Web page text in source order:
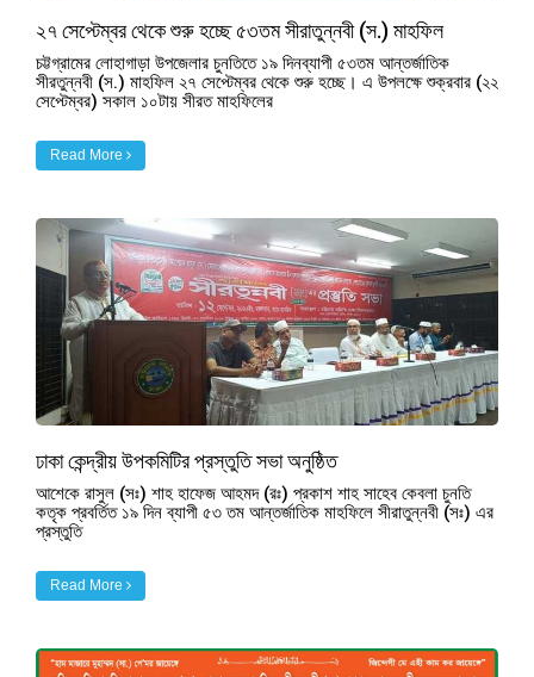
২৭ সেপ্টেম্বর থেকে শুরু হচ্ছে ৫৩তম সীরাতুন্নবী (স.) মাহফিল
চট্টগ্রামের লোহাগাড়া উপজেলার চুনতিতে ১৯ দিনব্যাপী ৫৩তম আন্তর্জাতিক
সীরতুন্নবী (স.) মাহফিল ২৭ সেপ্টেম্বর থেকে শুরু হচ্ছে। এ উপলক্ষে শুক্রবার (২২
সেপ্টেম্বর) সকাল ১০টায় সীরত মাহফিলের
Read More
ঢাকা কেন্দ্রীয় উপকমিটির প্রস্তুতি সভা অনুষ্ঠিত
আশেকে রাসুল (সঃ) শাহ হাফেজ আহমদ (রঃ) প্রকাশ শাহ সাহেব কেবলা চুনতি
কতৃক প্রবর্তিত ১৯ দিন ব্যাপী ৫৩ তম আন্তর্জাতিক মাহফিলে সীরাতুন্নবী (সঃ) এর
প্রস্তুতি
Read More